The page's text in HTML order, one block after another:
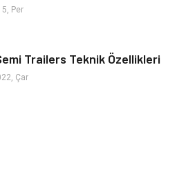
Per
Trailers Teknik Özellikleri
Çar